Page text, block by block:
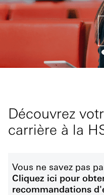
Découvrez
carrière à la
Vous ne savez pas
Cliquez ici pour
recommandations